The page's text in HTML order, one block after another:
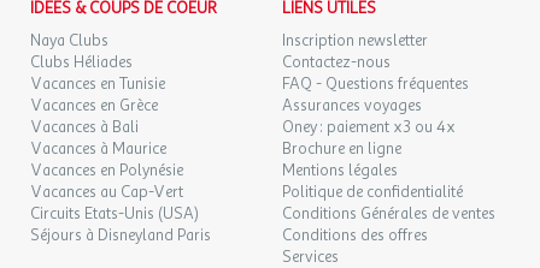
IDEES & COUPS DE COEUR
Naya Clubs
Clubs Héliades
Vacances en Tunisie
Vacances en Grèce
Vacances à Bali
Vacances à Maurice
Vacances en Polynésie
Vacances au Cap-Vert
Circuits Etats-Unis (USA)
Séjours à Disneyland Paris
LIENS UTILES
Inscription newsletter
Contactez-nous
FAQ - Questions fréquentes
Assurances voyages
Oney : paiement x3 ou 4x
Brochure en ligne
Mentions légales
Politique de confidentialité
Conditions Générales de ventes
Conditions des offres
Services